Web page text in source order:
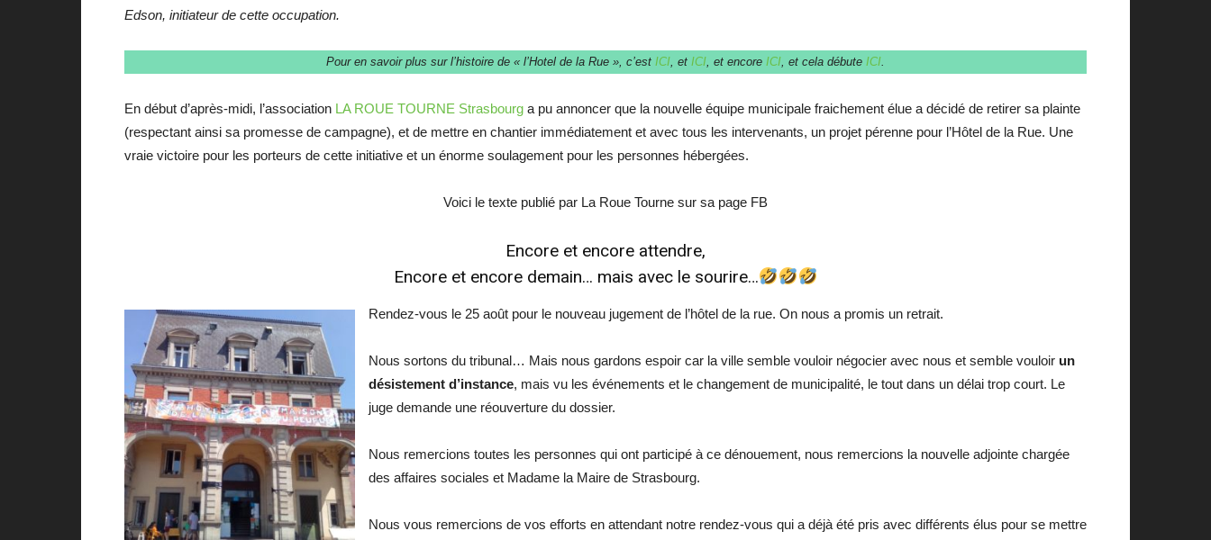
Edson, initiateur de cette occupation.
Pour en savoir plus sur l’histoire de « l’Hotel de la Rue », c’est ICI, et ICI, et encore ICI, et cela débute ICI.
En début d’après-midi, l’association LA ROUE TOURNE Strasbourg a pu annoncer que la nouvelle équipe municipale fraichement élue a décidé de retirer sa plainte
(respectant ainsi sa promesse de campagne), et de mettre en chantier immédiatement et avec tous les intervenants, un projet pérenne pour l’Hôtel de la Rue. Une
vraie victoire pour les porteurs de cette initiative et un énorme soulagement pour les personnes hébergées.
Voici le texte publié par La Roue Tourne sur sa page FB
Encore et encore attendre,
Encore et encore demain… mais avec le sourire…
Rendez-vous le 25 août pour le nouveau jugement de l’hôtel de la rue. On nous a promis un retrait.
Nous sortons du tribunal… Mais nous gardons espoir car la ville semble vouloir négocier avec nous et semble vouloir un
désistement d’instance, mais vu les événements et le changement de municipalité, le tout dans un délai trop court. Le
juge demande une réouverture du dossier.
Nous remercions toutes les personnes qui ont participé à ce dénouement, nous remercions la nouvelle adjointe chargée
des affaires sociales et Madame la Maire de Strasbourg.
Nous vous remercions de vos efforts en attendant notre rendez-vous qui a déjà été pris avec différents élus pour se mettre